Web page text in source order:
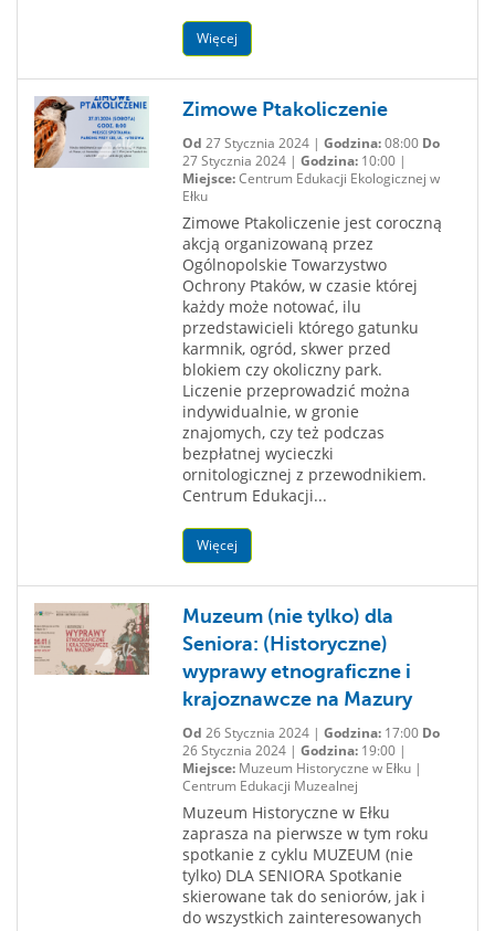
Więcej
Zimowe Ptakoliczenie
Od 27 Stycznia 2024 | Godzina:08:00 Do
27 Stycznia 2024 | Godzina:10:00 |
Miejsce:Centrum Edukacji Ekologicznej w
Ełku
Zimowe Ptakoliczenie jest coroczną
akcją organizowaną przez
Ogólnopolskie Towarzystwo
Ochrony Ptaków, w czasie której
każdy może notować, ilu
przedstawicieli którego gatunku
karmnik, ogród, skwer przed
blokiem czy okoliczny park.
Liczenie przeprowadzić można
indywidualnie, w gronie
znajomych, czy też podczas
bezpłatnej wycieczki
ornitologicznej z przewodnikiem.
Centrum Edukacji...
Więcej
Muzeum (nie tylko) dla
Seniora: (Historyczne)
wyprawy etnograficzne i
krajoznawcze na Mazury
Od 26 Stycznia 2024 | Godzina:17:00 Do
26 Stycznia 2024 | Godzina:19:00 |
Miejsce:Muzeum Historyczne w Ełku |
Centrum Edukacji Muzealnej
Muzeum Historyczne w Ełku
zaprasza na pierwsze w tym roku
spotkanie z cyklu MUZEUM (nie
tylko) DLA SENIORA Spotkanie
skierowane tak do seniorów, jak i
do wszystkich zainteresowanych